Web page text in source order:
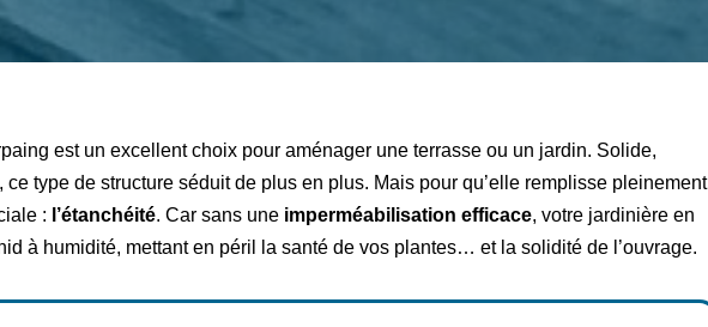
est un excellent choix pour aménager une terrasse ou un jardin. Solide,
type de structure séduit de plus en plus. Mais pour qu’elle remplisse pleinement
: l’étanchéité. Car sans une imperméabilisation efficace, votre jardinière en
à humidité, mettant en péril la santé de vos plantes… et la solidité de l’ouvrage.